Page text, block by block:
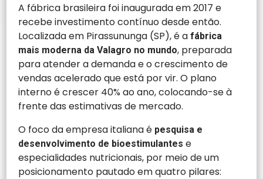
A fábrica brasileira foi inaugurada em 2017 e
recebe investimento contínuo desde então.
Localizada em Pirassununga (SP), é afábrica
mais moderna da Valagro no mundo, preparada
para atender a demanda e o crescimento de
vendas acelerado que está por vir. O plano
interno é crescer 40% ao ano, colocando-se à
frente das estimativas de mercado.
O foco da empresa italiana é pesquisa e
desenvolvimento de bioestimulantese
especialidades nutricionais, por meio de um
posicionamento pautado em quatro pilares: